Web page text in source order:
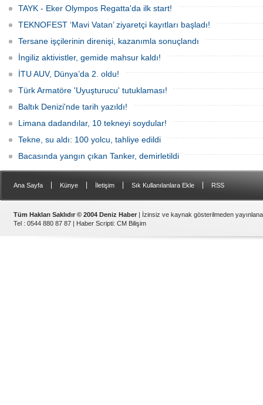
aralamış olabilir. Sıcak sularda
hareketsiz bekleyen binden fazla gemi,
istilacı deniz canlıları için devasa bir
üreme merkezine dönüşmüş durumda.
TAYK - Eker Olympos Regatta'da ilk start!
TEKNOFEST ‘Mavi Vatan’ ziyaretçi kayıtları başladı!
Tersane işçilerinin direnişi, kazanımla sonuçlandı
İngiliz aktivistler, gemide mahsur kaldı!
İTU AUV, Dünya’da 2. oldu!
Türk Armatöre 'Uyuşturucu' tutuklaması!
Baltık Denizi'nde tarih yazıldı!
Limana dadandılar, 10 tekneyi soydular!
Tekne, su aldı: 100 yolcu, tahliye edildi
Bacasında yangın çıkan Tanker, demirletildi
Ana Sayfa Künye İletişim Sık Kullanılanlara Ekle RSS
Tüm Hakları Saklıdır © 2004 Deniz Haber | İzinsiz ve kaynak gösterilmeden
Tel : 0544 880 87 87 | Haber Scripti: CM Bilişim